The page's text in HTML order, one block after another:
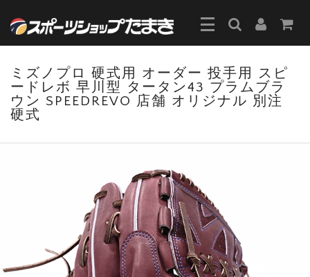
ミズノプロ 硬式用 オーダー 投手用 スピ
ードレボ 早川型 タータン43 プラムブラ
ウン SPEEDREVO 店舗 オリジナル 別注
硬式